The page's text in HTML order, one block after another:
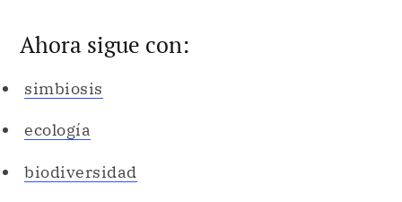
biodiversidad
ecosistema
fotosíntesis